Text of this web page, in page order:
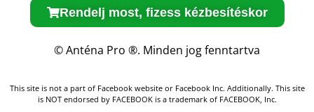
Rendelj most, fizess kézbesítéskor
© Anténa Pro ®. Minden jog fenntartva
This site is not a part of Facebook website or Facebook Inc. Additionally. This site
is NOT endorsed by FACEBOOK is a trademark of FACEBOOK, Inc.